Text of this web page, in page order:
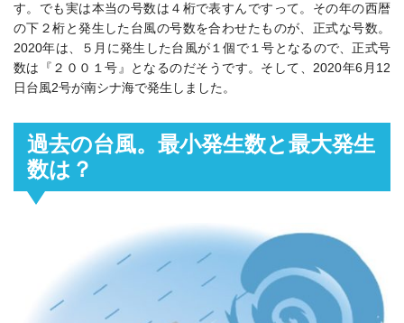
す。でも実は本当の号数は４桁で表すんですって。その年の西暦
の下２桁と発生した台風の号数を合わせたものが、正式な号数。
2020年は、５月に発生した台風が１個で１号となるので、正式号
数は『２００１号』となるのだそうです。そして、2020年6月12
日台風2号が南シナ海で発生しました。
過去の台風。最小発生数と最大発生
数は？